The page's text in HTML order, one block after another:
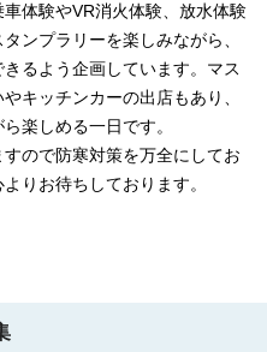
体験やVR消火体験、放水体験
ンプラリーを楽しみながら、
るよう企画しています。マス
キッチンカーの出店もあり、
楽しめる一日です。
ので防寒対策を万全にしてお
りお待ちしております。